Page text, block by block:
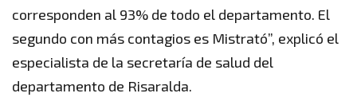
corresponden al 93% de todo el departamento. El
segundo con más contagios es Mistrató”, explicó el
especialista de la secretaría de salud del
departamento de Risaralda.